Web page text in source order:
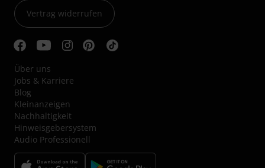
Vertrag widerrufen
Über uns
Jobs & Karriere
Blog
Kleinanzeigen
Nachhaltigkeit
Hinweisgebersystem
Audio Professionell